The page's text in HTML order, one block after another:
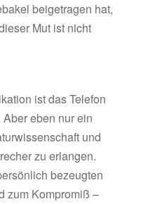
beigetragen hat,
Mut ist nicht
ist das Telefon
eben nur ein
und
zu erlangen.
bezeugten
zum Kompromiß –